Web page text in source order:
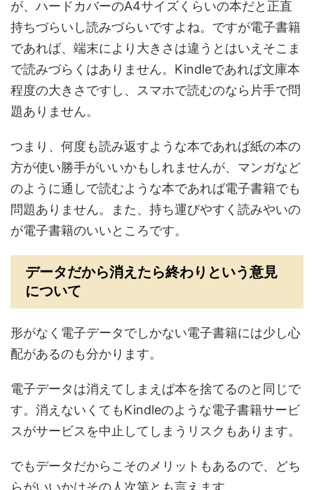
が、ハードカバーのA4サイズくらいの本だと正直
持ちづらいし読みづらいですよね。ですが電子書籍
であれば、端末により大きさは違うとはいえそこま
で読みづらくはありません。Kindleであれば文庫本
程度の大きさですし、スマホで読むのなら片手で問
題ありません。
つまり、何度も読み返すような本であれば紙の本の
方が使い勝手がいいかもしれませんが、マンガなど
のように通しで読むような本であれば電子書籍でも
問題ありません。また、持ち運びやすく読みやいの
が電子書籍のいいところです。
データだから消えたら終わりという意見
について
形がなく電子データでしかない電子書籍には少し心
配があるのも分かります。
電子データは消えてしまえば本を捨てるのと同じで
す。消えないくてもKindleのような電子書籍サービ
スがサービスを中止してしまうリスクもあります。
でもデータだからこそのメリットもあるので、どち
らがいいかはその人次第とも言えます。